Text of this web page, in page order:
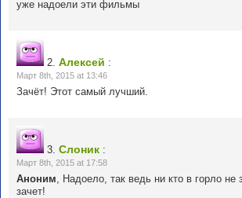
уже надоели эти фильмы
2. Алексей :
Март 8th, 2015 at 13:46
Зачёт! Этот самый лучший.
3. Слоник :
Март 8th, 2015 at 17:58
Аноним , Надоело, так ведь ни кто в горло не
зачет!